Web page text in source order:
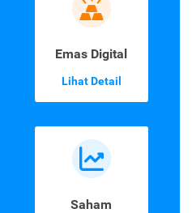
Emas Digital
Lihat Detail
Saham